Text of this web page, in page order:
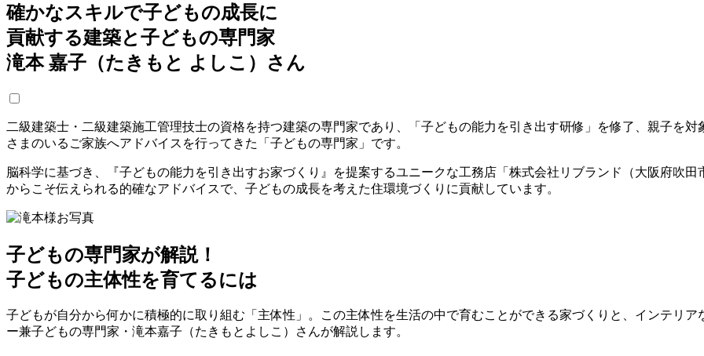
確かなスキルで子どもの成長に
貢献する建築と子どもの専門家
滝本 嘉子 （たきもと よしこ） さん
二級建築士・二級建築施工管理技士の資格を持つ建築の専門家であり、「子どもの能力を引き出す研修」を修了、親子を
さまのいるご家族へアドバイスを行ってきた「子どもの専門家」です。
脳科学に基づき、『子どもの能力を引き出すお家づくり』を提案するユニークな工務店「株式会社リブランド（大阪府吹
からこそ伝えられる的確なアドバイスで、子どもの成長を考えた住環境づくりに貢献しています。
子どもの専門家が解説！
子どもの主体性を育てるには
子どもが自分から何かに積極的に取り組む「主体性」。この主体性を生活の中で育むことができる家づくりと、インテリ
ー兼子どもの専門家・滝本嘉子（たきもとよしこ）さんが解説します。